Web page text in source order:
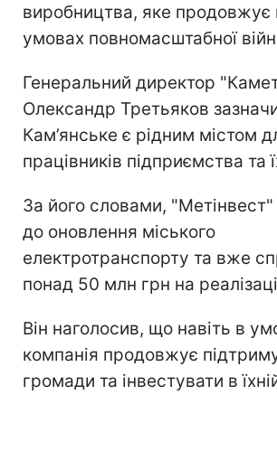
виробництва, яке продовжує
умовах повномасштабної
Генеральний директор
Олександр Третьяков
Кам’янське є рідним містом
працівників підприємства та
За його словами,
до оновлення міського
електротранспорту та вже
понад 50 млн грн на
Він наголосив, що навіть в
компанія продовжує
громади та інвестувати в